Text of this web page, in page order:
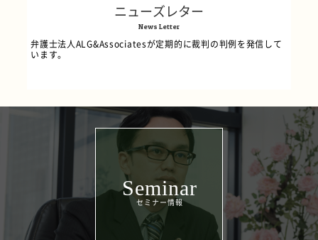
ニューズレター
News Letter
弁護士法人ALG&Associatesが定期的に裁判の判例を発信して
います。
Seminar